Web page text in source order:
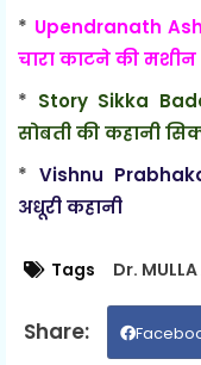
* Upendranath
चारा काटने की मशीन
* Story Sikka
सोबती की कहानी
* Vishnu
अधूरी कहानी
Tags Dr.